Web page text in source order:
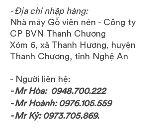
- Địa chỉ nhập hàng:
Nhà máy Gỗ viên nén - Công ty
CP BVN Thanh Chương
Xóm 6, xã Thanh Hương, huyện
Thanh Chương, tỉnh Nghệ An
- Người liên hệ:
- Mr Hòa: 0948.700.222
- Mr Hoành:0976.105.559
- Mr Kỷ:0973.705.869.